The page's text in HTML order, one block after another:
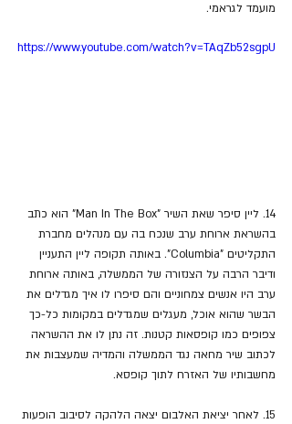
מועמד לגראמי.
https://www.youtube.com/watch?v=TAqZb52sgpU
14. ליין סיפר שאת השיר "Man In The Box" הוא כתב
בהשראת ארוחת ערב שנכח בה עם מנהלים מחברת
התקליטים "Columbia". באותה תקופה ליין התעניין
ודיבר הרבה על הצנזורה של הממשלה, באותה ארוחת
ערב היו אנשים צמחוניים והם סיפרו לו איך מגדלים את
הבשר שהוא אוכל, מעגלים שמגדלים במקומות כל-כך
צפופים כמו קופסאות קטנות. זה נתן לו את ההשראה
לכתוב שיר מחאה נגד הממשלה והמדיה שמעצבות את
מחשבותיו של האזרח לתוך קופסא.
15. לאחר יציאת האלבום יצאה הלהקה לסיבוב הופעות